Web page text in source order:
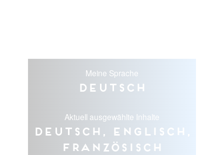
Meine Sprache
Deutsch
Aktuell ausgewählte Inhalte
Deutsch, Englisch,
Französisch